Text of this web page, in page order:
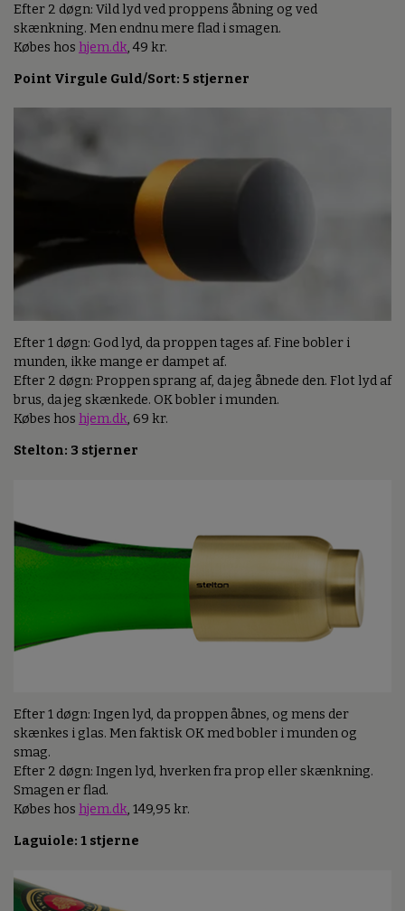
Efter 2 døgn: Vild lyd ved proppens åbning og ved
skænkning. Men endnu mere flad i smagen.
Købes hos hjem.dk, 49 kr.
Point Virgule Guld/Sort: 5 stjerner
Efter 1 døgn: God lyd, da proppen tages af. Fine bobler i
munden, ikke mange er dampet af.
Efter 2 døgn: Proppen sprang af, da jeg åbnede den. Flot lyd af
brus, da jeg skænkede. OK bobler i munden.
Købes hos hjem.dk, 69 kr.
Stelton: 3 stjerner
Efter 1 døgn: Ingen lyd, da proppen åbnes, og mens der
skænkes i glas. Men faktisk OK med bobler i munden og
smag.
Efter 2 døgn: Ingen lyd, hverken fra prop eller skænkning.
Smagen er flad.
Købes hos hjem.dk, 149,95 kr.
Laguiole: 1 stjerne